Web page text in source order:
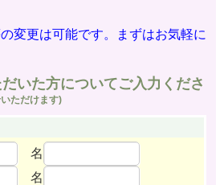
変更は可能です。まずはお気軽に
いた方についてご入力くださ
ただけます)
名
名